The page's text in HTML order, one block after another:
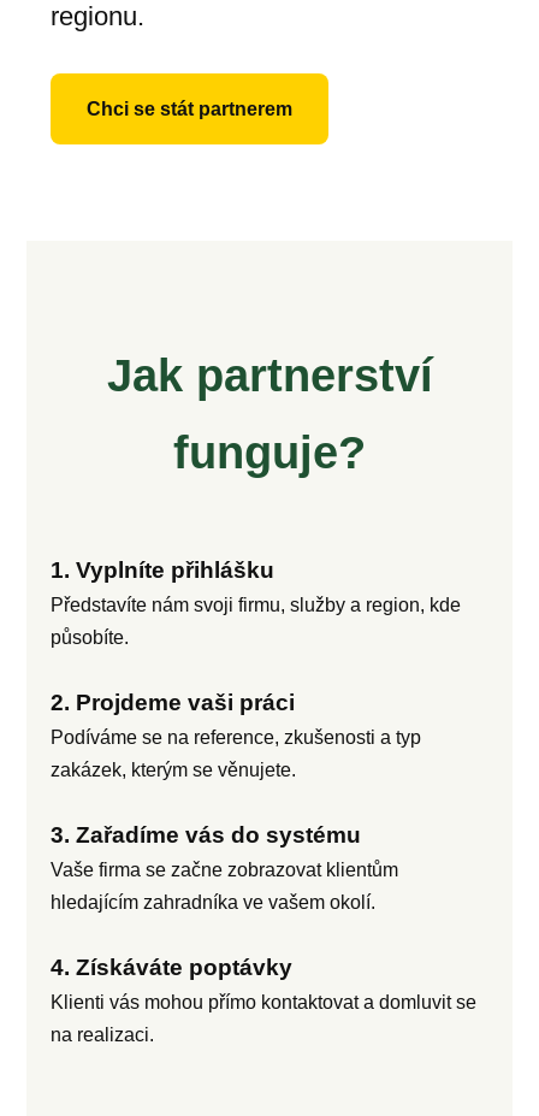
regionu.
Chci se stát partnerem
Jak partnerství
funguje?
1. Vyplníte přihlášku
Představíte nám svoji firmu, služby a region, kde
působíte.
2. Projdeme vaši práci
Podíváme se na reference, zkušenosti a typ
zakázek, kterým se věnujete.
3. Zařadíme vás do systému
Vaše firma se začne zobrazovat klientům
hledajícím zahradníka ve vašem okolí.
4. Získáváte poptávky
Klienti vás mohou přímo kontaktovat a domluvit se
na realizaci.